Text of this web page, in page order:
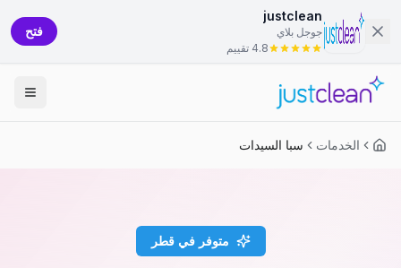
justclean
جوجل بلاي
4.8 تقييم
فتح
الخدمات سبا السيدات
متوفر في قطر